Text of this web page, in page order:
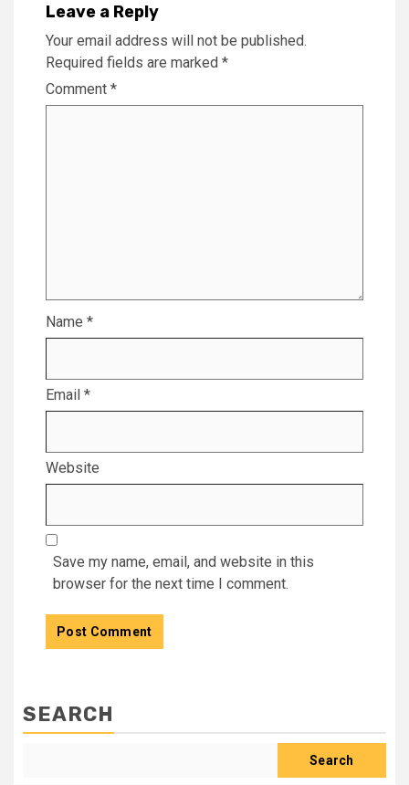
Leave a Reply
Your email address will not be published.
Required fields are marked *
Comment *
Name *
Email *
Website
Save my name, email, and website in this
browser for the next time I comment.
SEARCH
Search